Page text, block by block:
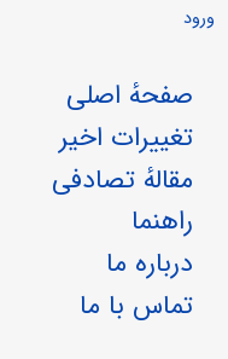
ورود
صفحهٔ اصلی
تغییرات اخیر
مقالهٔ تصادفی
راهنما
درباره ما
تماس با ما